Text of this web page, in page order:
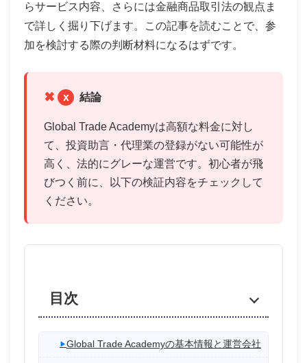
らサービス内容、さらには金融商品取引法の観点ま
で詳しく掘り下げます。この記事を読むことで、参
加を検討する際の判断材料になるはずです。
x 結論
Global Trade Academyは高額な料金に対し
て、投資助言・代理業の登録がない可能性が
高く、法的にグレーな運営です。初心者が飛
びつく前に、以下の検証内容をチェックして
ください。
目次
Global Trade Academyの基本情報と運営会社